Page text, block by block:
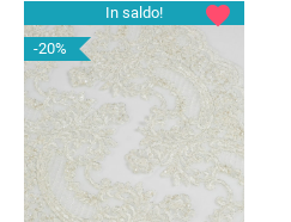
In saldo!
-20%
favorite